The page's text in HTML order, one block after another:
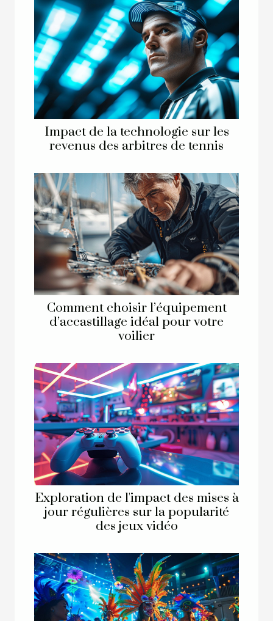
Impact de la technologie sur les
revenus des arbitres de tennis
Comment choisir l’équipement
d’accastillage idéal pour votre
voilier
Exploration de l'impact des mises à
jour régulières sur la popularité
des jeux vidéo